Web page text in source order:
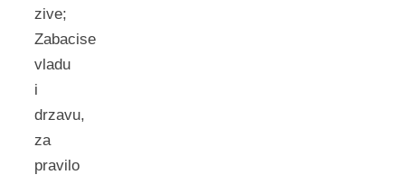
zive;
Zabacise
vladu
i
drzavu,
za
pravilo